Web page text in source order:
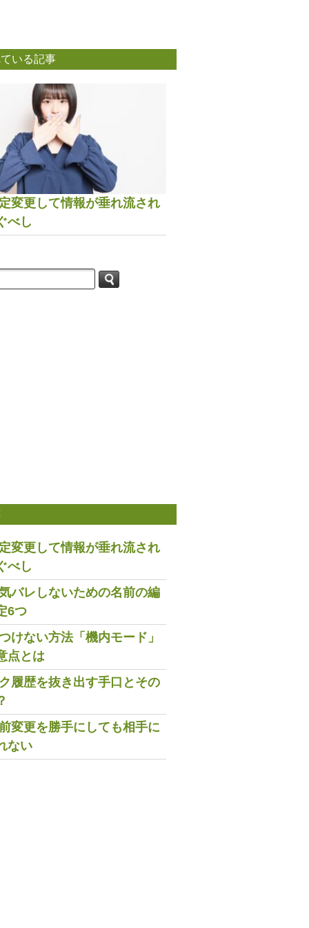
いる記事
変更して情報が垂れ流され
べし
変更して情報が垂れ流され
べし
バレしないための名前の編
6つ
けない方法「機内モード」
点とは
履歴を抜き出す手口とその
変更を勝手にしても相手に
ない